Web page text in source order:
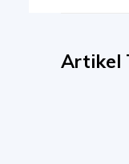
Artikel